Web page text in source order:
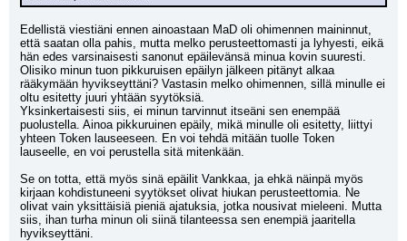
Edellistä viestiäni ennen ainoastaan MaD oli ohimennen maininnut,
että saatan olla pahis, mutta melko perusteettomasti ja lyhyesti, eikä
hän edes varsinaisesti sanonut epäilevänsä minua kovin suuresti.
Olisiko minun tuon pikkuruisen epäilyn jälkeen pitänyt alkaa
rääkymään hyvikseyttäni? Vastasin melko ohimennen, sillä minulle ei
oltu esitetty juuri yhtään syytöksiä.
Yksinkertaisesti siis, ei minun tarvinnut itseäni sen enempää
puolustella. Ainoa pikkuruinen epäily, mikä minulle oli esitetty, liittyi
yhteen Token lauseeseen. En voi tehdä mitään tuolle Token
lauseelle, en voi perustella sitä mitenkään.
Se on totta, että myös sinä epäilit Vankkaa, ja ehkä näinpä myös
kirjaan kohdistuneeni syytökset olivat hiukan perusteettomia. Ne
olivat vain yksittäisiä pieniä ajatuksia, jotka nousivat mieleeni. Mutta
siis, ihan turha minun oli siinä tilanteessa sen enempiä jaaritella
hyvikseyttäni.